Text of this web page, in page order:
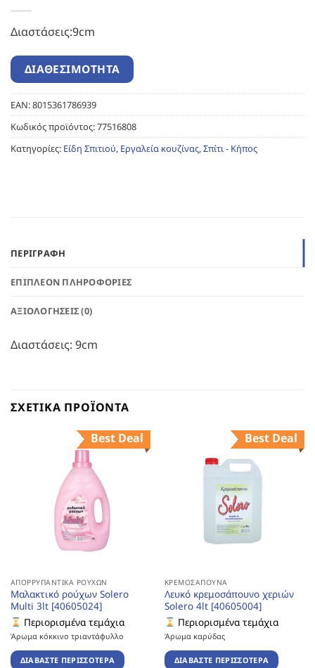
Διαστάσεις:9cm
EAN:8015361786939
Κωδικός προϊόντος:77516808
Κατηγορίες: Είδη Σπιτιού, Εργαλεία κουζίνας,Σπίτι - Κήπος
ΠΕΡΙΓΡΑΦΉ
ΕΠΙΠΛΈΟΝ ΠΛΗΡΟΦΟΡΊΕΣ
ΑΞΙΟΛΟΓΉΣΕΙΣ (0)
Διαστάσεις: 9cm
ΣΧΕΤΙΚΆ ΠΡΟΪΌΝΤΑ
Best Deal
ΑΠΟΡΡΥΠΑΝΤΙΚΆ ΡΟΎΧΩΝ
Μαλακτικό ρούχων Solero
Multi 3lt [40605024]
Περιορισμένα τεμάχια
Άρωμα κόκκινο τριαντάφυλλο
ΔΙΑΒΆΣΤΕ ΠΕΡΙΣΣΌΤΕΡΑ
Best Deal
ΚΡΕΜΟΣΆΠΟΥΝΑ
Λευκό κρεμοσάπουνο χεριών
Solero 4lt [40605004]
Περιορισμένα τεμάχια
Άρωμα καρύδας
ΔΙΑΒΆΣΤΕ ΠΕΡΙΣΣΌΤΕΡΑ